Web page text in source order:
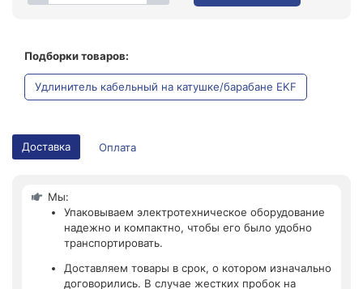
Подборки товаров:
Удлинитель кабельный на катушке/барабане EKF
Доставка Оплата
Мы:
Упаковываем электротехническое оборудование
надежно и компактно, чтобы его было удобно
транспортировать.
Доставляем товары в срок, о котором изначально
договорились. В случае жестких пробок на